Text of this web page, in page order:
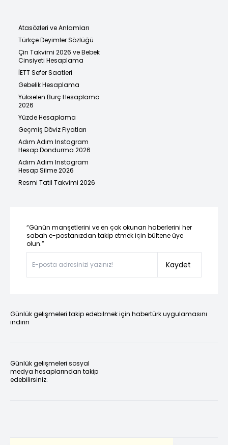
Atasözleri ve Anlamları
Türkçe Deyimler Sözlüğü
Çin Takvimi 2026 ve Bebek
Cinsiyeti Hesaplama
İETT Sefer Saatleri
Gebelik Hesaplama
Yükselen Burç Hesaplama
2026
Yüzde Hesaplama
Geçmiş Döviz Fiyatları
Adım Adım Instagram
Hesap Dondurma 2026
Adım Adım Instagram
Hesap Silme 2026
Resmi Tatil Takvimi 2026
“Günün manşetlerini ve en çok okunan haberlerini her
sabah e-postanızdan takip etmek için bültene üye
olun.”
Kaydet
Günlük gelişmeleri takip edebilmek için habertürk uygulamasını
indirin
Günlük gelişmeleri sosyal
medya hesaplarından takip
edebilirsiniz.